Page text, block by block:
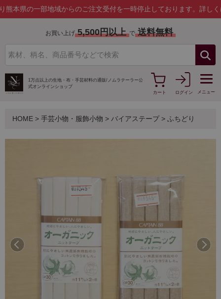
部地域からのご注文受付を一時停止しております。詳しくはこちら
お買い上げ 5,500円以上 で 送料無料
1万点以上の生地・布・手芸材料の通販/ ノムラテーラー公
式オンラインショップ
カート
ログイン メニュー
HOME > 手芸小物・服飾小物 > バイアステープ> ふちどり
前へ 次へ